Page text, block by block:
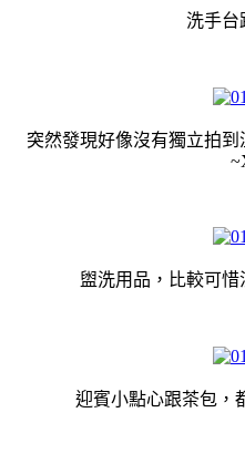
洗手台
突然發現好像沒有獨立拍
盥洗用品，比較可
迎賓小點心跟茶包，